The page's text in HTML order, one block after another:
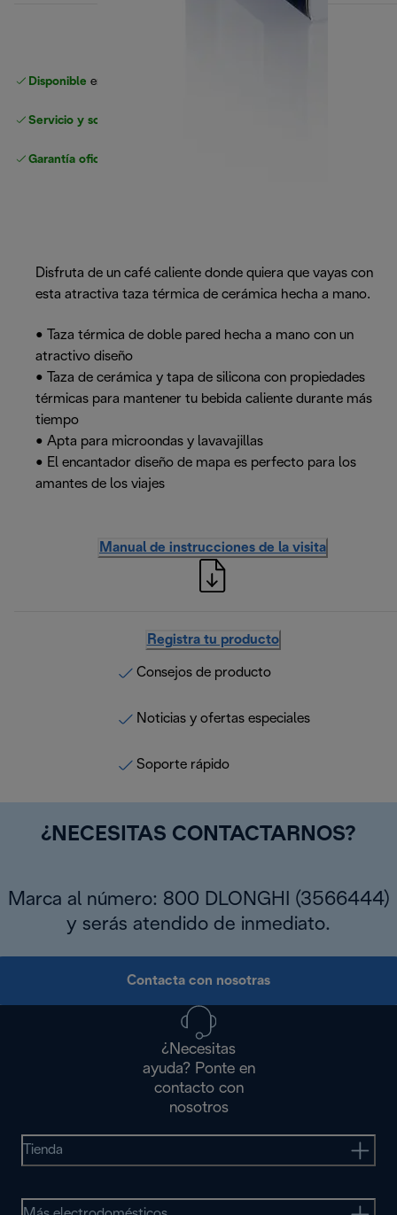
Disponible en nuestros minoristas de confianza
Servicio y soporte sin complicaciones
Garantía oficial
Disfruta de un café caliente donde quiera que vayas con
esta atractiva taza térmica de cerámica hecha a mano.
• Taza térmica de doble pared hecha a mano con un
atractivo diseño
• Taza de cerámica y tapa de silicona con propiedades
térmicas para mantener tu bebida caliente durante más
tiempo
• Apta para microondas y lavavajillas
• El encantador diseño de mapa es perfecto para los
amantes de los viajes
Manual de instrucciones de la visita
Registra tu producto
Consejos de producto
Noticias y ofertas especiales
Soporte rápido
¿NECESITAS CONTACTARNOS?
Marca al número: 800 DLONGHI (3566444)
y serás atendido de inmediato.
Contacta con nosotras
¿Necesitas
ayuda? Ponte en
contacto con
nosotros
Tienda